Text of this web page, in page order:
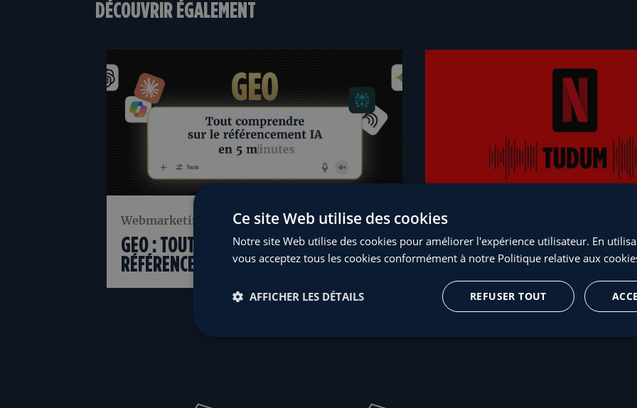
DÉCOUVRIR ÉGALEMENT
Webmarketing.
GEO : TOUT COMPRENDRE SUR LE
RÉFÉRENCEMENT IA EN 5 MINUTES
Branding.
BRANDING SONORE : LA
YEUX FERMÉS
Ce site Web utilise des cookies
Notre site Web utilise des cookies pour améliorer l'expérience utilisateur. En
vous acceptez tous les cookies conformément à notre Politique relative aux
REFUSER TOUT
AFFICHER LES DÉTAILS